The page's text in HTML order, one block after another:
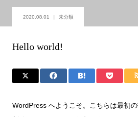
2020.08.01 未分類
Hello world!
WordPress へようこそ。こちらは最初